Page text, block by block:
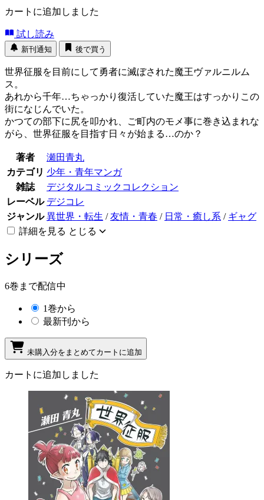
カートに追加しました
試し読み
新刊通知 後で買う
世界征服を目前にして勇者に滅ぼされた魔王ヴァルニルム
ス。
あれから千年…ちゃっかり復活していた魔王はすっかりこの
街になじんでいた。
かつての部下に尻を叩かれ、ご町内のモメ事に巻き込まれな
がら、世界征服を目指す日々が始まる…のか？
著者
瀬田青丸
カテゴリ 少年・青年マンガ
雑誌
デジタルコミックコレクション
レーベル デジコレ
ジャンル 異世界・転生 /友情・青春 / 日常・癒し系 / ギャグ
詳細を見る とじる
シリーズ
6巻まで配信中
1巻から
最新刊から
未購入分をまとめてカートに追加
カートに追加しました